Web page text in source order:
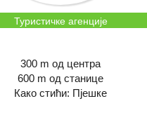
Туристичке агенције
300 m од центра
600 m од станице
Како стићи: Пјешке